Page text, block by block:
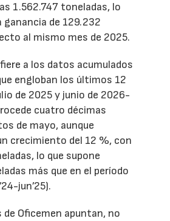
1.562.747 toneladas, lo
ganancia de 129.232
al mismo mes de 2025.
a los datos acumulados
engloban los últimos 12
de 2025 y junio de 2026-
cuatro décimas
de mayo, aunque
crecimiento del 12 %, con
lo que supone
más que en el período
jun’25).
de Oficemen apuntan, no